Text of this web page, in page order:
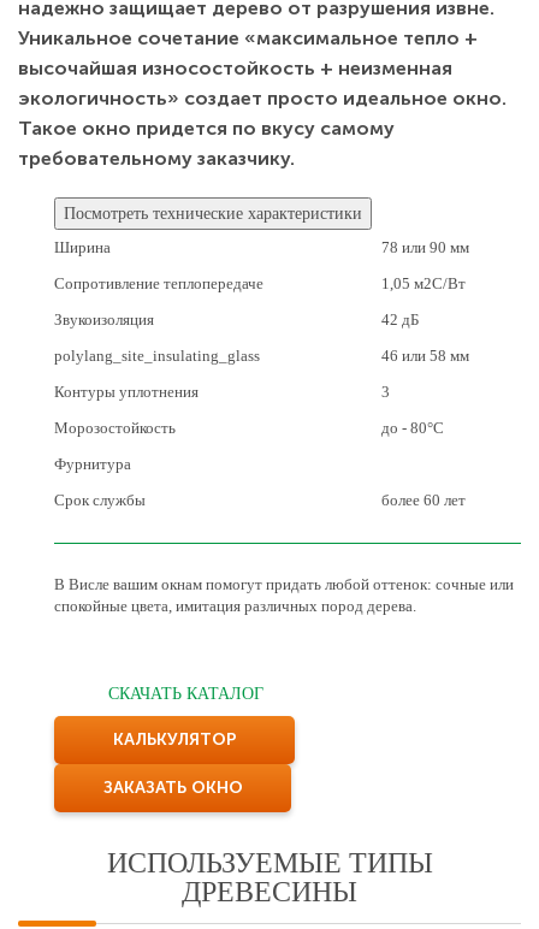
надежно защищает дерево от разрушения извне.
Уникальное сочетание «максимальное тепло +
высочайшая износостойкость + неизменная
экологичность» создает просто идеальное окно.
Такое окно придется по вкусу самому
требовательному заказчику.
Посмотреть технические характеристики
Ширина
78 или 90 мм
Сопротивление теплопередаче
1,05 м2C/Вт
Звукоизоляция
42 дБ
polylang_site_insulating_glass
46 или 58 мм
Контуры уплотнения
3
Морозостойкость
до - 80°С
Фурнитура
Срок службы
более 60 лет
В Висле вашим окнам помогут придать любой оттенок: сочные или
спокойные цвета, имитация различных пород дерева.
СКАЧАТЬ КАТАЛОГ
КАЛЬКУЛЯТОР
ЗАКАЗАТЬ ОКНО
ИСПОЛЬЗУЕМЫЕ ТИПЫ
ДРЕВЕСИНЫ